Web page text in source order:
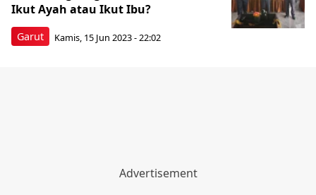
Garut
Ikut Ayah atau Ikut Ibu?
Kamis, 15 Jun 2023 - 22:02